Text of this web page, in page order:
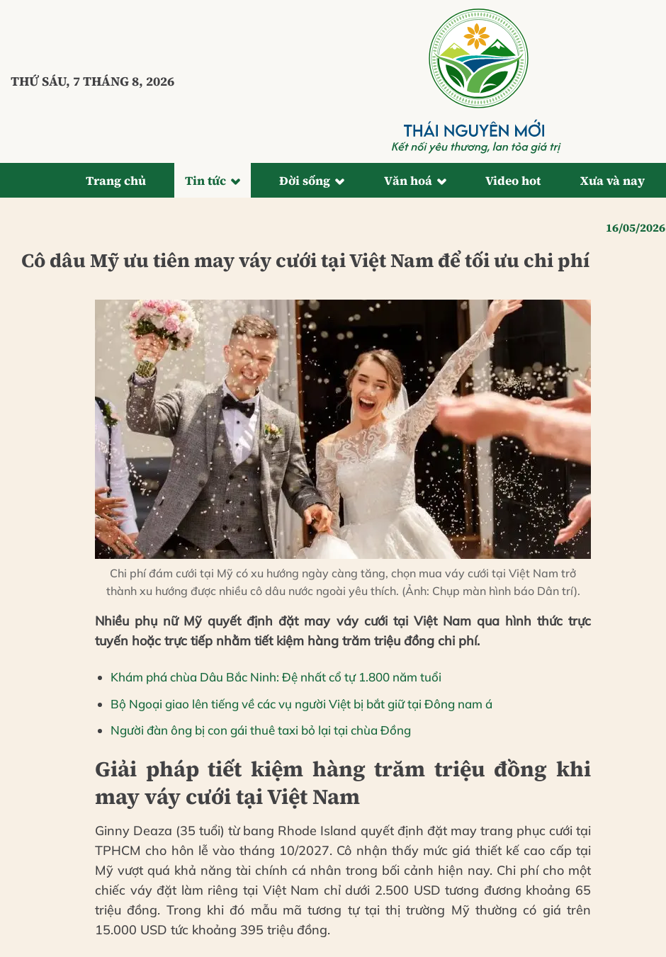
THỨ SÁU, 7 THÁNG 8, 2026
Trang chủ Tin tức Đời sống Văn hoá Video hot Xưa và nay
16/05/2026
Cô dâu Mỹ ưu tiên may váy cưới tại Việt Nam để tối ưu chi phí
Chi phí đám cưới tại Mỹ có xu hướng ngày càng tăng, chọn mua váy cưới tại Việt Nam trở
thành xu hướng được nhiều cô dâu nước ngoài yêu thích. (Ảnh: Chụp màn hình báo Dân trí).
Nhiều phụ nữ Mỹ quyết định đặt may váy cưới tại Việt Nam qua hình thức trực
tuyến hoặc trực tiếp nhằm tiết kiệm hàng trăm triệu đồng chi phí.
Khám phá chùa Dâu Bắc Ninh: Đệ nhất cổ tự 1.800 năm tuổi
Bộ Ngoại giao lên tiếng về các vụ người Việt bị bắt giữ tại Đông nam á
Người đàn ông bị con gái thuê taxi bỏ lại tại chùa Đồng
Giải pháp tiết kiệm hàng trăm triệu đồng khi
may váy cưới tại Việt Nam
Ginny Deaza (35 tuổi) từ bang Rhode Island quyết định đặt may trang phục cưới tại
TPHCM cho hôn lễ vào tháng 10/2027. Cô nhận thấy mức giá thiết kế cao cấp tại
Mỹ vượt quá khả năng tài chính cá nhân trong bối cảnh hiện nay. Chi phí cho một
chiếc váy đặt làm riêng tại Việt Nam chỉ dưới 2.500 USD tương đương khoảng 65
triệu đồng. Trong khi đó mẫu mã tương tự tại thị trường Mỹ thường có giá trên
15.000 USD tức khoảng 395 triệu đồng.